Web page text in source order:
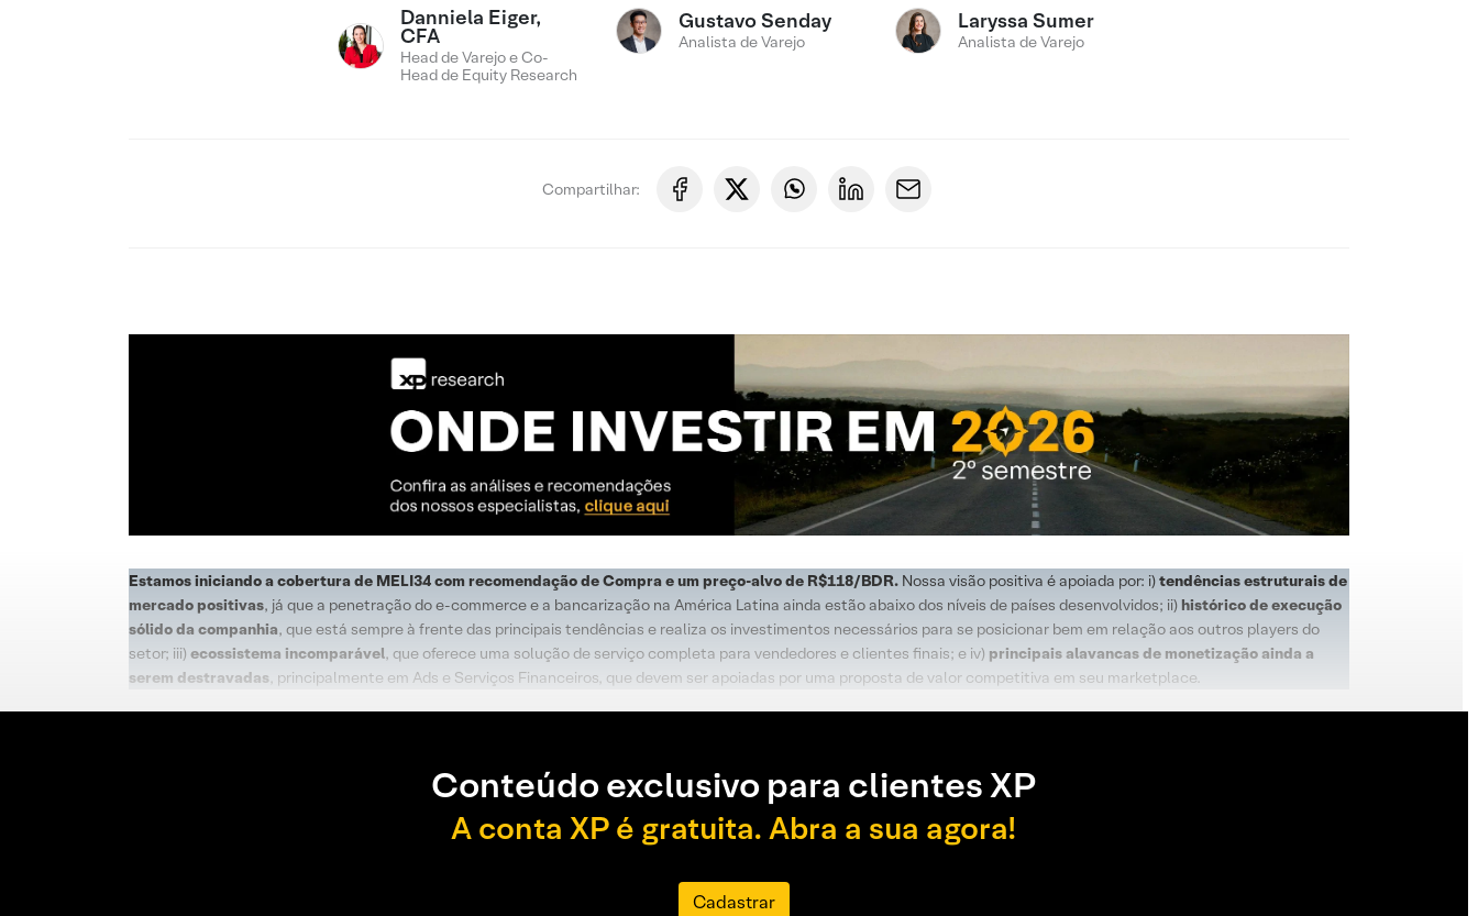
Danniela Eiger,
CFA
Head de Varejo e Co-
Head de Equity Research
Gustavo Senday
Analista de Varejo
Laryssa Sumer
Analista de Varejo
Compartilhar:
Estamos iniciando a cobertura de MELI34 com recomendação de Compra e um preço-alvo de R$118/BDR. Nossa visão positiva é apoiada por: i)tendências estruturais de
mercado positivas, já que a penetração do e-commerce e a bancarização na América Latina ainda estão abaixo dos níveis de países desenvolvidos; ii)histórico de execução
sólido da companhia, que está sempre à frente das principais tendências e realiza os investimentos necessários para se posicionar bem em relação aos outros players do
setor; iii) ecossistema incomparável, que oferece uma solução de serviço completa para vendedores e clientes finais; e iv) principais alavancas de monetização ainda a
serem destravadas, principalmente em Ads e Serviços Financeiros, que devem ser apoiadas por uma proposta de valor competitiva em seu marketplace.
Conteúdo exclusivo para clientes XP
A conta XP é gratuita. Abra a sua agora!
Cadastrar